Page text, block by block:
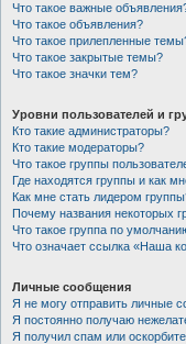
Что такое важные
Что такое объявления?
Что такое прилепленные
Что такое закрытые темы?
Что такое значки тем?
Уровни пользователей и
Кто такие администраторы?
Кто такие модераторы?
Что такое группы
Где находятся группы и как
Как мне стать лидером
Почему названия некоторых
Что такое группа по
Что означает ссылка «Наша
Личные сообщения
Я не могу отправить личные
Я постоянно получаю
Я получил спам или